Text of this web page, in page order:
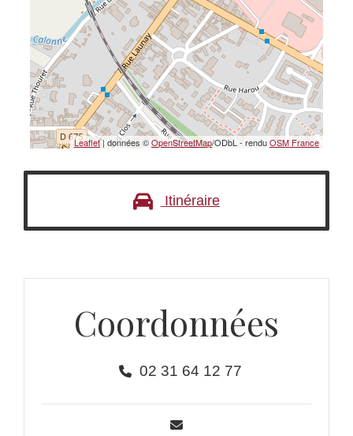
Leaflet| données ©OpenStreetMap/ODbL - renduOSM France
Itinéraire
Coordonnées
02 31 64 12 77